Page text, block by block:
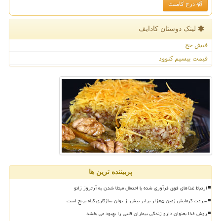
درج کامنت
لینک دوستان كادایف
فیش حج
قیمت بیسیم کنوود
پربیننده ترین ها
ارتباط غذاهای فوق فرآوری شده با احتمال مبتلا شدن به آرتروز زانو
سرعت گرمایش زمین ۵هزار برابر بیش از توان سازگاری گیاه برنج است
روش غذا بعنوان دارو زندگی بیماران قلبی را بهبود می بخشد